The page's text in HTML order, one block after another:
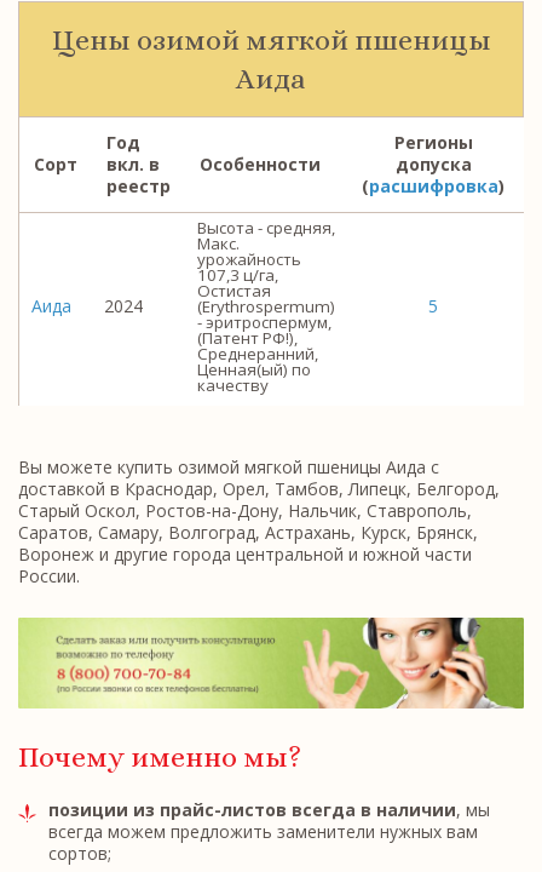
Цены озимой мягкой пшеницы
Аида
Сорт
Год
вкл. в
реестр
Особенности
Регионы
допуска
(расшифровка)
Аида 2024
Высота - средняя,
Макс.
урожайность
107,3 ц/га,
Остистая
(Erythrospermum)
- эритроспермум,
(Патент РФ!),
Среднеранний,
Ценная(ый) по
качеству
5
Вы можете купить озимой мягкой пшеницы Аида с
доставкой в Краснодар, Орел, Тамбов, Липецк, Белгород,
Старый Оскол, Ростов-на-Дону, Нальчик, Ставрополь,
Саратов, Самару, Волгоград, Астрахань, Курск, Брянск,
Воронеж и другие города центральной и южной части
России.
Почему именно мы?
позиции из прайс-листов всегда в наличии, мы
всегда можем предложить заменители нужных вам
сортов;